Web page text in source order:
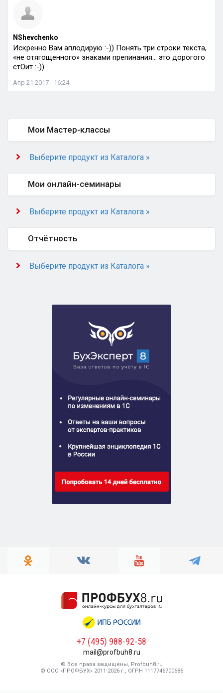
NShevchenko
Искренно Вам аплодирую :-)) Понять три строки текста,
«не отягощенного» знаками препинания… это дорогого
стОит :-))
Апр 21 2017 - 16:24
Мои Мастер-классы
Выберите продукт из Каталога »
Мои онлайн-семинары
Выберите продукт из Каталога »
Отчётность
Выберите продукт из Каталога »
+7 (495) 988-92-58
mail@profbuh8.ru
© Все права защищены, Profbuh8.ru
© ООО «ПРОФБУХ» 2011-2026 г., ОГРН 1117746700686